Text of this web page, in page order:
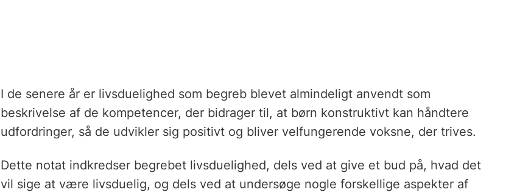
I de senere år er livsduelighed som begreb blevet almindeligt anvendt som
beskrivelse af de kompetencer, der bidrager til, at børn konstruktivt kan håndtere
udfordringer, så de udvikler sig positivt og bliver velfungerende voksne, der trives.
Dette notat indkredser begrebet livsduelighed, dels ved at give et bud på, hvad det
vil sige at være livsduelig, og dels ved at undersøge nogle forskellige aspekter af